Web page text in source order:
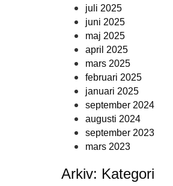
juli 2025
juni 2025
maj 2025
april 2025
mars 2025
februari 2025
januari 2025
september 2024
augusti 2024
september 2023
mars 2023
Arkiv: Kategori